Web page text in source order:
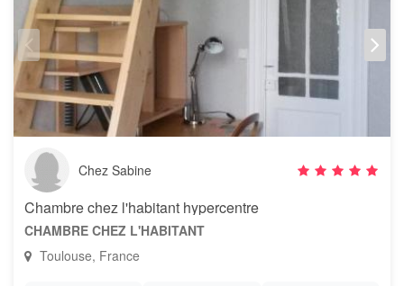
Chez Sabine
Chambre chez l'habitant hypercentre
CHAMBRE CHEZ L'HABITANT
Toulouse, France